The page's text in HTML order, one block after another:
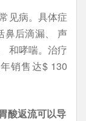
见病。具体症
鼻后滴漏、 声
和哮喘。治疗
销售达$ 130
胃酸返流可以导